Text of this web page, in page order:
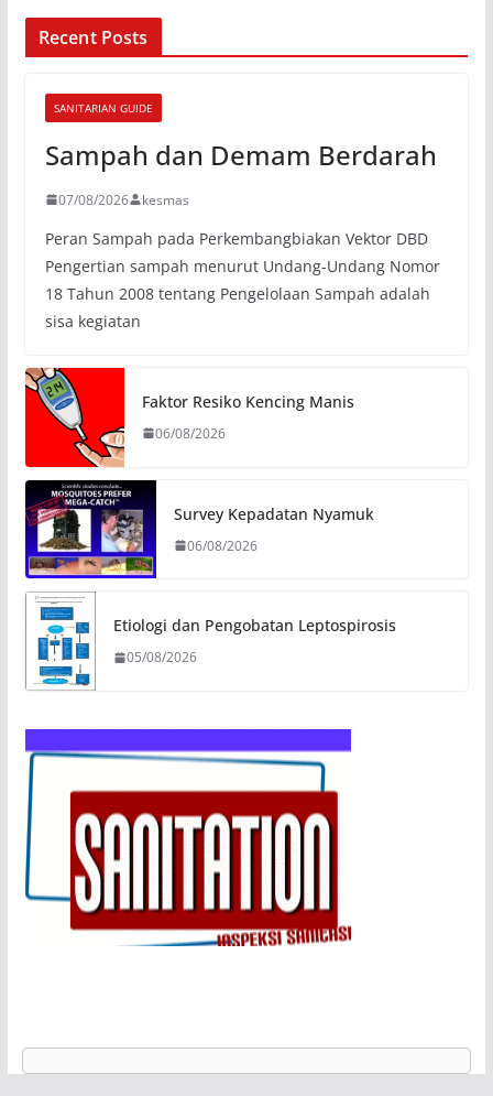
Recent Posts
SANITARIAN GUIDE
Sampah dan Demam Berdarah
07/08/2026 kesmas
Peran Sampah pada Perkembangbiakan Vektor DBD
Pengertian sampah menurut Undang-Undang Nomor
18 Tahun 2008 tentang Pengelolaan Sampah adalah
sisa kegiatan
Faktor Resiko Kencing Manis
06/08/2026
Survey Kepadatan Nyamuk
06/08/2026
Etiologi dan Pengobatan Leptospirosis
05/08/2026